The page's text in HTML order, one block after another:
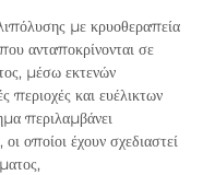
με κρυοθεραπεία
ανταποκρίνονται σε
μέσω εκτενών
και ευέλικτων
περιλαμβάνει
οποίοι έχουν σχεδιαστεί